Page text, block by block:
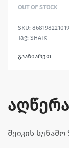
OUT OF STOCK
Tag: SHAIK
გააზიარეთ
აღწერა
შეიკის სუნამო